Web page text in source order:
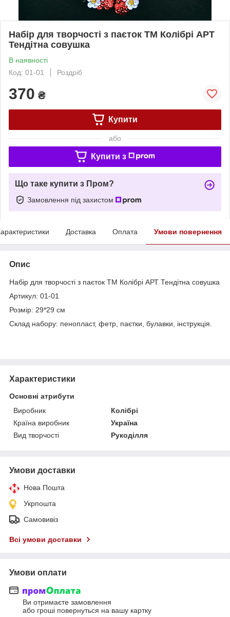
Набір для творчості з паєток ТМ Колібрі АРТ
Тендітна совушка
В наявності
Код: 01-01
Роздріб
370 ₴
Купити
або
Купити з
Що таке купити з Пром?
Замовлення під захистом
Доставка Оплата Умови повернення
Опис
Набір для творчості з паєток ТМ Колібрі АРТ Тендітна совушка
Артикул: 01-01
Розмір: 29*29 см
Склад набору: пенопласт, фетр, паєтки, булавки, інструкція.
Характеристики
Основні атрибути
Виробник
Колібрі
Країна виробник
Україна
Вид творчості
Рукоділля
Умови доставки
Нова Пошта
Укрпошта
Самовивіз
Всі умови доставки
Умови оплати
Ви отримаєте замовлення
або гроші повернуться на вашу картку